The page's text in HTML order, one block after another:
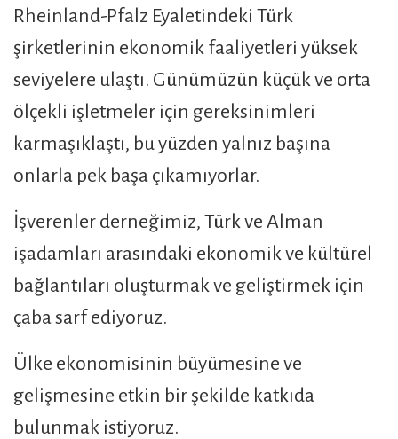
Rheinland-Pfalz Eyaletindeki Türk
şirketlerinin ekonomik faaliyetleri yüksek
seviyelere ulaştı. Günümüzün küçük ve orta
ölçekli işletmeler için gereksinimleri
karmaşıklaştı, bu yüzden yalnız başına
onlarla pek başa çıkamıyorlar.
İşverenler derneğimiz, Türk ve Alman
işadamları arasındaki ekonomik ve kültürel
bağlantıları oluşturmak ve geliştirmek için
çaba sarf ediyoruz.
Ülke ekonomisinin büyümesine ve
gelişmesine etkin bir şekilde katkıda
bulunmak istiyoruz.